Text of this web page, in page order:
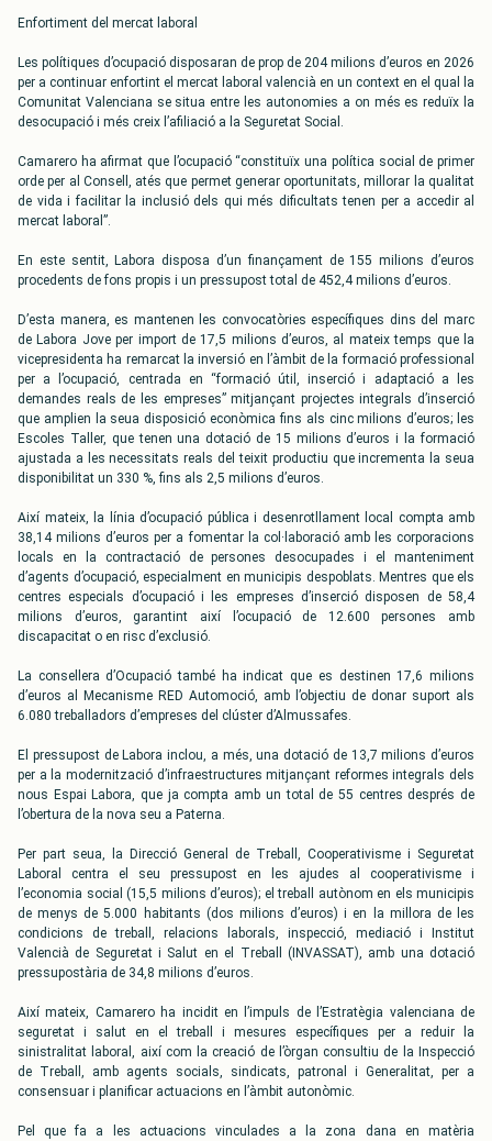
Enfortiment del mercat laboral
Les polítiques d’ocupació disposaran de prop de 204 milions d’euros en 2026
per a continuar enfortint el mercat laboral valencià en un context en el qual la
Comunitat Valenciana se situa entre les autonomies a on més es reduïx la
desocupació i més creix l’afiliació a la Seguretat Social.
Camarero ha afirmat que l’ocupació “constituïx una política social de primer
orde per al Consell, atés que permet generar oportunitats, millorar la qualitat
de vida i facilitar la inclusió dels qui més dificultats tenen per a accedir al
mercat laboral”.
En este sentit, Labora disposa d’un finançament de 155 milions d’euros
procedents de fons propis i un pressupost total de 452,4 milions d’euros.
D’esta manera, es mantenen les convocatòries específiques dins del marc
de Labora Jove per import de 17,5 milions d’euros, al mateix temps que la
vicepresidenta ha remarcat la inversió en l’àmbit de la formació professional
per a l’ocupació, centrada en “formació útil, inserció i adaptació a les
demandes reals de les empreses” mitjançant projectes integrals d’inserció
que amplien la seua disposició econòmica fins als cinc milions d’euros; les
Escoles Taller, que tenen una dotació de 15 milions d’euros i la formació
ajustada a les necessitats reals del teixit productiu que incrementa la seua
disponibilitat un 330 %, fins als 2,5 milions d’euros.
Així mateix, la línia d’ocupació pública i desenrotllament local compta amb
38,14 milions d’euros per a fomentar la col·laboració amb les corporacions
locals en la contractació de persones desocupades i el manteniment
d’agents d’ocupació, especialment en municipis despoblats. Mentres que els
centres especials d’ocupació i les empreses d’inserció disposen de 58,4
milions d’euros, garantint així l’ocupació de 12.600 persones amb
discapacitat o en risc d’exclusió.
La consellera d’Ocupació també ha indicat que es destinen 17,6 milions
d’euros al Mecanisme RED Automoció, amb l’objectiu de donar suport als
6.080 treballadors d’empreses del clúster d’Almussafes.
El pressupost de Labora inclou, a més, una dotació de 13,7 milions d’euros
per a la modernització d’infraestructures mitjançant reformes integrals dels
nous Espai Labora, que ja compta amb un total de 55 centres després de
l’obertura de la nova seu a Paterna.
Per part seua, la Direcció General de Treball, Cooperativisme i Seguretat
Laboral centra el seu pressupost en les ajudes al cooperativisme i
l’economia social (15,5 milions d’euros); el treball autònom en els municipis
de menys de 5.000 habitants (dos milions d’euros) i en la millora de les
condicions de treball, relacions laborals, inspecció, mediació i Institut
Valencià de Seguretat i Salut en el Treball (INVASSAT), amb una dotació
pressupostària de 34,8 milions d’euros.
Així mateix, Camarero ha incidit en l’impuls de l’Estratègia valenciana de
seguretat i salut en el treball i mesures específiques per a reduir la
sinistralitat laboral, així com la creació de l’òrgan consultiu de la Inspecció
de Treball, amb agents socials, sindicats, patronal i Generalitat, per a
consensuar i planificar actuacions en l’àmbit autonòmic.
Pel que fa a les actuacions vinculades a la zona dana en matèria